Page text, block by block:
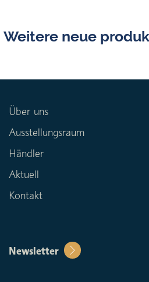
Weitere neue
Über uns
Ausstellungsraum
Händler
Aktuell
Kontakt
Newsletter